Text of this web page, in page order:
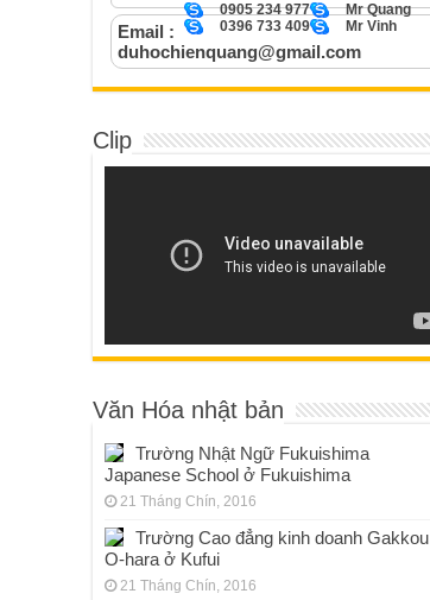
Mr Quang
0905 234 977
Mr Vinh
0396 733 409
Email :
duhochienquang@gmail.com
Clip
Văn Hóa nhật bản
Trường Nhật Ngữ Fukuishima
Japanese School ở Fukuishima
21 Tháng Chín, 2016
Trường Cao đẳng kinh doanh Gakkou
O-hara ở Kufui
21 Tháng Chín, 2016